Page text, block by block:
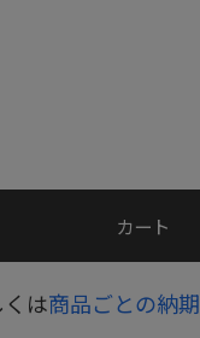
カート
は商品ごとの納期